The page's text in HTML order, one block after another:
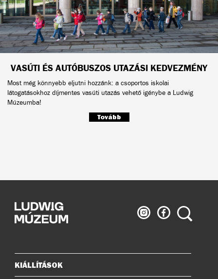
VASÚTI ÉS AUTÓBUSZOS UTAZÁSI KEDVEZMÉNY
Most még könnyebb eljutni hozzánk: a csoportos iskolai
látogatásokhoz díjmentes vasúti utazás vehető igénybe a Ludwig
Múzeumba!
Tovább
Ludwig
Múzeum
Ludwig
Múzeum
Keresés
Oldaltérkép
KIÁLLÍTÁSOK